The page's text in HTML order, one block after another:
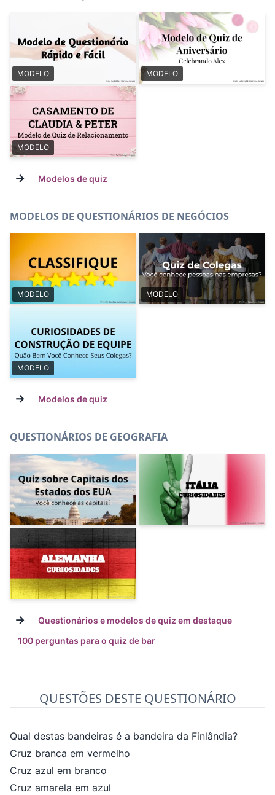
MODELO MODELO
MODELO
→ Modelos de quiz
MODELOS DE QUESTIONÁRIOS DE NEGÓCIOS
MODELO MODELO
MODELO
→ Modelos de quiz
QUESTIONÁRIOS DE GEOGRAFIA
→
Questionários e modelos de quiz em destaque
100 perguntas para o quiz de bar
QUESTÕES DESTE QUESTIONÁRIO
Qual destas bandeiras é a bandeira da Finlândia?
Cruz branca em vermelho
Cruz azul em branco
Cruz amarela em azul